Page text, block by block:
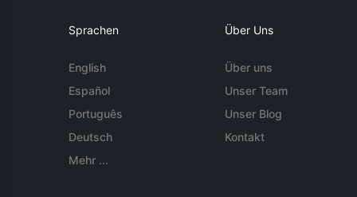
Sprachen
English
Español
Português
Deutsch
Mehr ...
Über Uns
Über uns
Unser Team
Unser Blog
Kontakt